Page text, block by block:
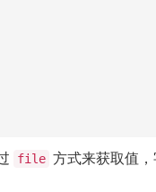
file 方式来获取值